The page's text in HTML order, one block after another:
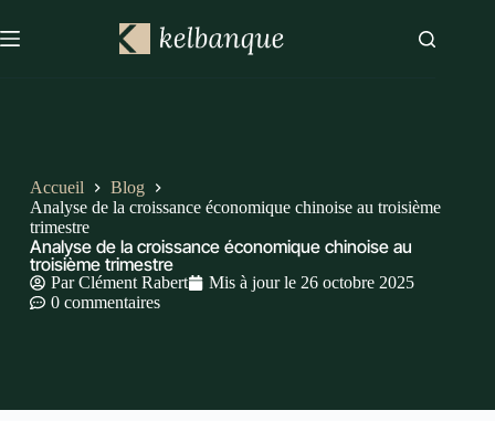
Accueil
Blog
Analyse de la croissance économique chinoise au troisième
trimestre
Analyse de la croissance économique chinoise au
troisième trimestre
ParClément Rabert Mis à jour le 26 octobre 2025
0 commentaires